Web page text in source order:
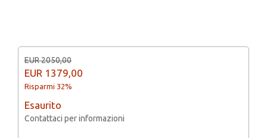
EUR 2050,00
EUR 1379,00
Risparmi 32%
Esaurito
Contattaci per informazioni